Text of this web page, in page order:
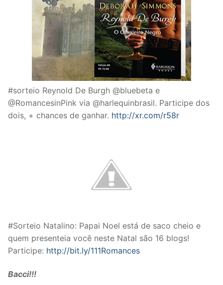
#sorteio Reynold De Burgh @bluebeta e
@RomancesinPink via @harlequinbrasil. Participe dos
dois, + chances de ganhar. http://xr.com/r58r
#Sorteio Natalino: Papai Noel está de saco cheio e
quem presenteia você neste Natal são 16 blogs!
Participe: http://bit.ly/111Romances
Bacci!!!